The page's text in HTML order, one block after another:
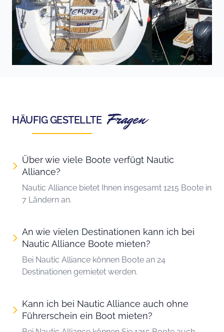
HÄUFIG GESTELLTE Fragen
Über wie viele Boote verfügt Nautic
Alliance?
Nautic Alliance bietet Ihnen insgesamt 1215 Boote in
7 Ländern an.
An wie vielen Destinationen kann ich bei
Nautic Alliance Boote mieten?
Bei Nautic Alliance können Boote an 24
Destinationen gemietet werden.
Kann ich bei Nautic Alliance auch ohne
Führerschein ein Boot mieten?